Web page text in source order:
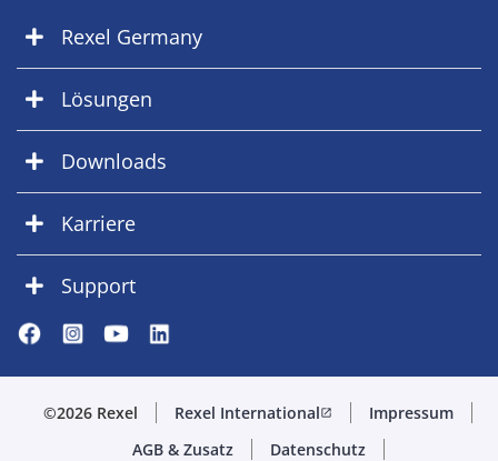
Rexel Germany
Lösungen
Downloads
Karriere
Support
©2026 Rexel Rexel Internationalopen_in_new
Impressum
AGB & Zusatz
Datenschutz